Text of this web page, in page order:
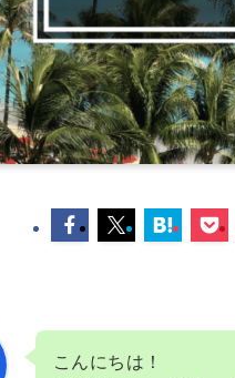
こんにちは！